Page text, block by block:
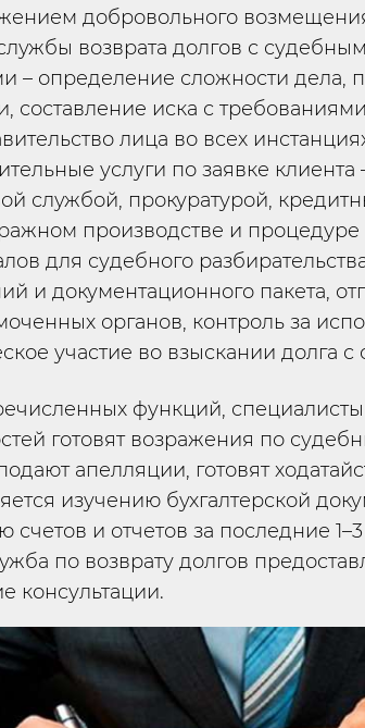
добровольного
возврата долгов с
– определение сложности дела,
составление иска с требованиями
лица во всех
услуги по заявке клиента
службой, прокуратурой,
производстве и процедуре
для судебного
и документационного пакета,
органов, контроль за
участие во взыскании долга
функций,
готовят возражения по
апелляции, готовят
изучению бухгалтерской
счетов и отчетов за последние
по возврату долгов
консультации.